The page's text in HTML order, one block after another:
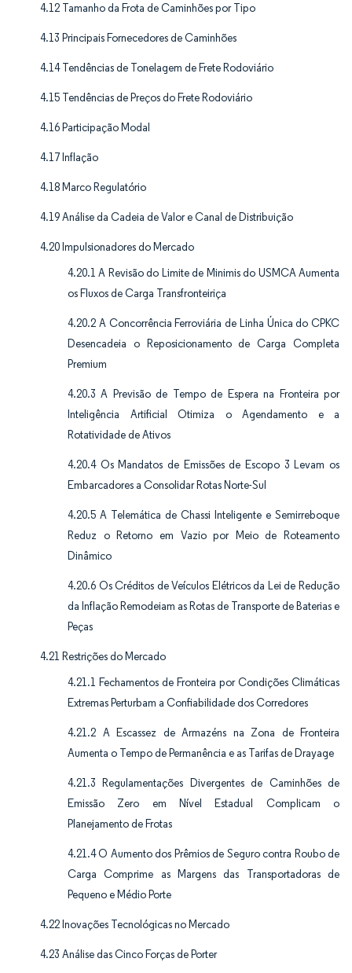
4.12 Tamanho da Frota de Caminhões por Tipo
4.13 Principais Fornecedores de Caminhões
4.14 Tendências de Tonelagem de Frete Rodoviário
4.15 Tendências de Preços do Frete Rodoviário
4.16 Participação Modal
4.17 Inflação
4.18 Marco Regulatório
4.19 Análise da Cadeia de Valor e Canal de Distribuição
4.20 Impulsionadores do Mercado
4.20.1 A Revisão do Limite de Minimis do USMCA Aumenta
os Fluxos de Carga Transfronteiriça
4.20.2 A Concorrência Ferroviária de Linha Única do CPKC
Desencadeia o Reposicionamento de Carga Completa
Premium
4.20.3 A Previsão de Tempo de Espera na Fronteira por
Inteligência Artificial Otimiza o Agendamento e a
Rotatividade de Ativos
4.20.4 Os Mandatos de Emissões de Escopo 3 Levam os
Embarcadores a Consolidar Rotas Norte-Sul
4.20.5 A Telemática de Chassi Inteligente e Semirreboque
Reduz o Retorno em Vazio por Meio de Roteamento
Dinâmico
4.20.6 Os Créditos de Veículos Elétricos da Lei de Redução
da Inflação Remodeiam as Rotas de Transporte de Baterias e
Peças
4.21 Restrições do Mercado
4.21.1 Fechamentos de Fronteira por Condições Climáticas
Extremas Perturbam a Confiabilidade dos Corredores
4.21.2 A Escassez de Armazéns na Zona de Fronteira
Aumenta o Tempo de Permanência e as Tarifas de Drayage
4.21.3 Regulamentações Divergentes de Caminhões de
Emissão Zero em Nível Estadual Complicam o
Planejamento de Frotas
4.21.4 O Aumento dos Prêmios de Seguro contra Roubo de
Carga Comprime as Margens das Transportadoras de
Pequeno e Médio Porte
4.22 Inovações Tecnológicas no Mercado
4.23 Análise das Cinco Forças de Porter